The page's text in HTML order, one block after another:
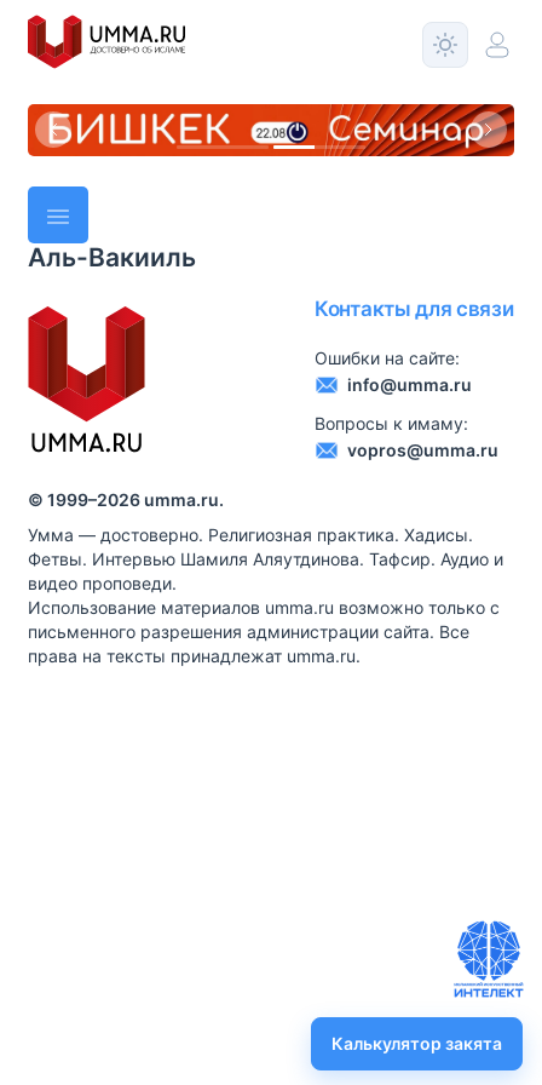
Аль-Вакииль
Контакты для связи
Ошибки на сайте:
info@umma.ru
Вопросы к имаму:
vopros@umma.ru
© 1999–2026 umma.ru.
Умма — достоверно. Религиозная практика. Хадисы.
Фетвы. Интервью Шамиля Аляутдинова. Тафсир. Аудио и
видео проповеди.
Использование материалов umma.ru возможно только с
письменного разрешения администрации сайта. Все
права на тексты принадлежат umma.ru.
Калькулятор закята